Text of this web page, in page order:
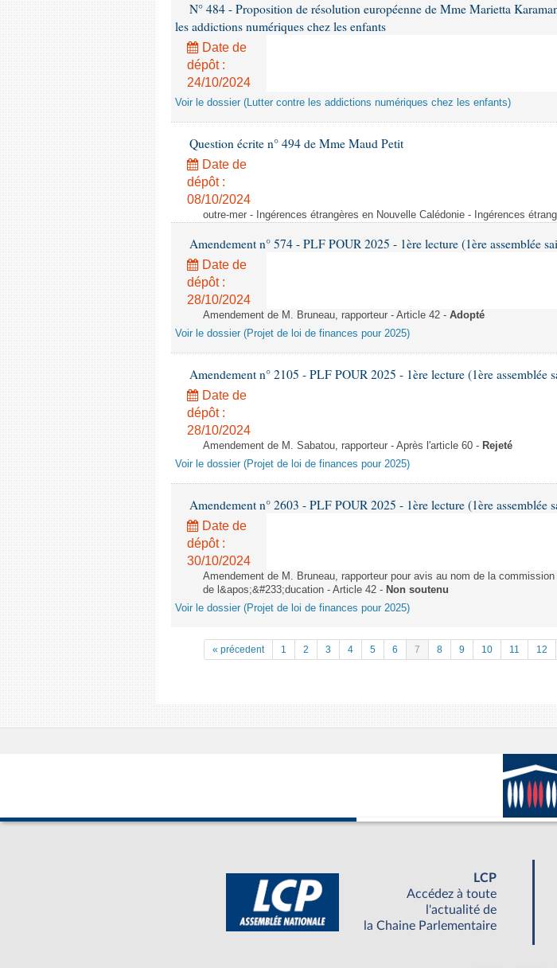
N° 484 - Proposition de résolution européenne de Mme Marietta
les addictions numériques chez les enfants
Date de
dépôt :
24/10/2024
Voir le dossier (Lutter contre les addictions numériques chez les enfants)
Question écrite n° 494 de Mme Maud Petit
Date de
dépôt :
08/10/2024
outre-mer - Ingérences étrangères en Nouvelle Calédonie - Ingérences
Amendement n° 574 - PLF POUR 2025 - 1ère lecture (1ère assemblée
Date de
dépôt :
28/10/2024
Amendement de M. Bruneau, rapporteur - Article 42 - Adopté
Voir le dossier (Projet de loi de finances pour 2025)
Amendement n° 2105 - PLF POUR 2025 - 1ère lecture (1ère assemblée
Date de
dépôt :
28/10/2024
Amendement de M. Sabatou, rapporteur - Après l'article 60 - Rejeté
Voir le dossier (Projet de loi de finances pour 2025)
Amendement n° 2603 - PLF POUR 2025 - 1ère lecture (1ère assemblée
Date de
dépôt :
30/10/2024
Amendement de M. Bruneau, rapporteur pour avis au nom de la
de l&apos;&#233;ducation - Article 42 - Non soutenu
Voir le dossier (Projet de loi de finances pour 2025)
« précedent 1 2 3 4 5 6 7 8 9 10 11 12
LCP
Accédez à toute
l'actualité de
la Chaine Parlementaire